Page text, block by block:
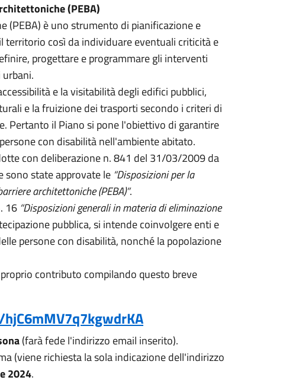
(PEBA)
(PEBA) è uno strumento di pianificazione e
così da individuare eventuali criticità e
progettare e programmare gli interventi
e la visitabilità degli edifici pubblici,
e la fruizione dei trasporti secondo i criteri di
Pertanto il Piano si pone l'obiettivo di garantire
con disabilità nell'ambiente abitato.
con deliberazione n. 841 del 31/03/2009 da
sono state approvate le “Disposizioni per la
architettoniche (PEBA)”.
16 “Disposizioni generali in materia di eliminazione
pubblica, si intende coinvolgere enti e
persone con disabilità, nonché la popolazione
contributo compilando questo breve
(farà fede l'indirizzo email inserito).
(viene richiesta la sola indicazione dell'indirizzo
2024.